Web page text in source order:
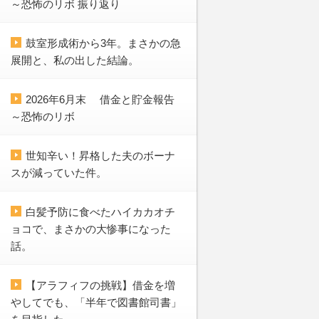
～恐怖のリボ 振り返り
鼓室形成術から3年。まさかの急
展開と、私の出した結論。
2026年6月末 借金と貯金報告
～恐怖のリボ
世知辛い！昇格した夫のボーナ
スが減っていた件。
白髪予防に食べたハイカカオチ
ョコで、まさかの大惨事になった
話。
【アラフィフの挑戦】借金を増
やしてでも、「半年で図書館司書」